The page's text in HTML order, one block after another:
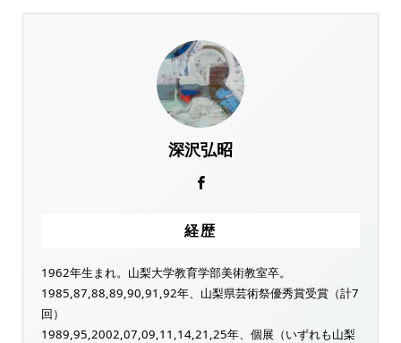
深沢弘昭
経歴
1962年生まれ。山梨大学教育学部美術教室卒。
1985,87,88,89,90,91,92年、山梨県芸術祭優秀賞受賞（計7
回）
1989,95,2002,07,09,11,14,21,25年、個展（いずれも山梨